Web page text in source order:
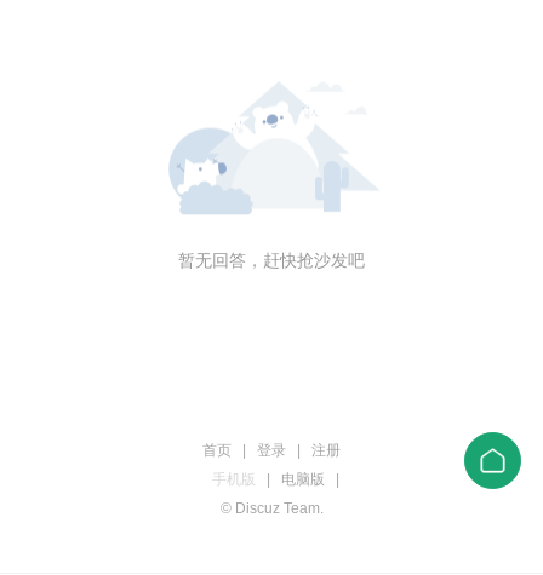
暂无回答，赶快抢沙发吧
首页 登录
注册
手机版
电脑版
© Discuz Team.